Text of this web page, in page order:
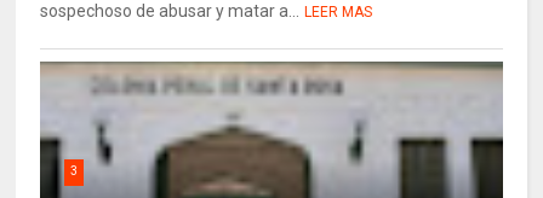
sospechoso de abusar y matar a...
LEER MAS
3